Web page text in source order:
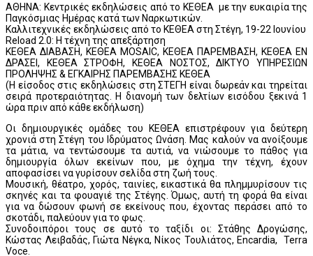
ΑΘΗΝΑ: Κεντρικές εκδηλώσεις από το ΚΕΘΕΑ με την ευκαιρία της
Παγκόσμιας Ημέρας κατά των Ναρκωτικών.
Καλλιτεχνικές εκδηλώσεις από το ΚΕΘΕΑ στη Στέγη, 19-22 Ιουνίου
Reload 2.0: Η τέχνη της απεξάρτηση
ΚΕΘΕΑ ΔΙΑΒΑΣΗ, ΚΕΘΕΑ MOSAIC, ΚΕΘΕΑ ΠΑΡΕΜΒΑΣΗ, ΚΕΘΕΑ ΕΝ
ΔΡΑΣΕΙ, ΚΕΘΕΑ ΣΤΡΟΦΗ, ΚΕΘΕΑ ΝΟΣΤΟΣ, ΔΙΚΤΥΟ ΥΠΗΡΕΣΙΩΝ
ΠΡΟΛΗΨΗΣ & ΕΓΚΑΙΡΗΣ ΠΑΡΕΜΒΑΣΗΣ ΚΕΘΕΑ
(Η είσοδος στις εκδηλώσεις στη ΣΤΕΓΗ είναι δωρεάν και τηρείται
σειρά προτεραιότητας. Η διανομή των δελτίων εισόδου ξεκινά 1
ώρα πριν από κάθε εκδήλωση)
Οι δημιουργικές ομάδες του ΚΕΘΕΑ επιστρέφουν για δεύτερη
χρονιά στη Στέγη του Ιδρύματος Ωνάση. Μας καλούν να ανοίξουμε
τα μάτια, να τεντώσουμε τα αυτιά, να νιώσουμε το πάθος για
δημιουργία όλων εκείνων που, με όχημα την τέχνη, έχουν
αποφασίσει να γυρίσουν σελίδα στη ζωή τους.
Μουσική, θέατρο, χορός, ταινίες, εικαστικά θα πλημμυρίσουν τις
σκηνές και τα φουαγιέ της Στέγης. Όμως, αυτή τη φορά θα είναι
για να δώσουν φωνή σε εκείνους που, έχοντας περάσει από το
σκοτάδι, παλεύουν για το φως.
Συνοδοιπόροι τους σε αυτό το ταξίδι οι: Στάθης Δρογώσης,
Κώστας Λειβαδάς, Γιώτα Νέγκα, Νίκος Τουλιάτος, Encardia, Terra
Voce.